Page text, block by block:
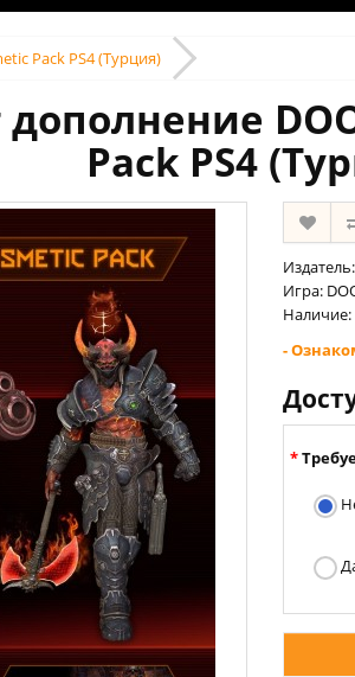
Pack PS4 (Турция)
Pack PS4
Издатель:
Игра:
Наличие:
-